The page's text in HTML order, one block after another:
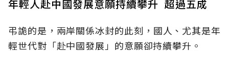
年輕人赴中國發展意願持續攀升 超過五成
弔詭的是，兩岸關係冰封的此刻，國人、尤其是年
輕世代對「赴中國發展」的意願卻持續攀升。